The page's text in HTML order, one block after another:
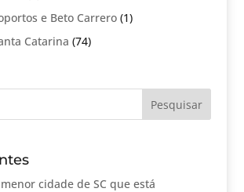
e Beto Carrero (1)
Catarina (74)
cidade de SC que está